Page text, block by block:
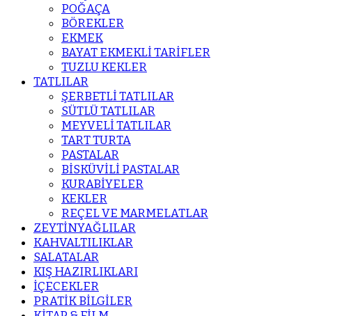
POĞAÇA
BÖREKLER
EKMEK
BAYAT EKMEKLİ TARİFLER
TUZLU KEKLER
TATLILAR
ŞERBETLİ TATLILAR
SÜTLÜ TATLILAR
MEYVELİ TATLILAR
TART TURTA
PASTALAR
BİSKÜVİLİ PASTALAR
KURABİYELER
KEKLER
REÇEL VE MARMELATLAR
ZEYTİNYAĞLILAR
KAHVALTILIKLAR
SALATALAR
KIŞ HAZIRLIKLARI
İÇECEKLER
PRATİK BİLGİLER